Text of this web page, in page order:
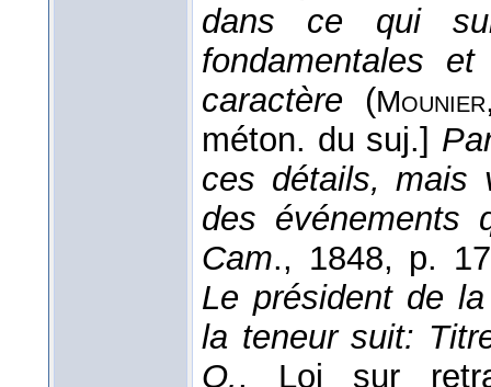
dans ce qui
fondamentales
caractère (Mounier
méton. du suj.]
ces détails, mais
des événements
Cam., 1848, p.
Le président de
la teneur suit:
O., Loi sur